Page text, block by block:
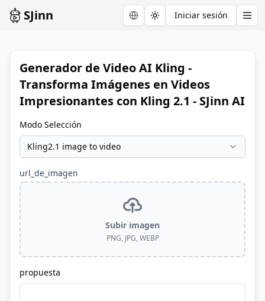
SJinn Toggle theme
Iniciar sesión
Generador de Video AI Kling -
Transforma Imágenes en Videos
Impresionantes con Kling 2.1 - SJinn AI
Modo Selección
Kling2.1 image to video
url_de_imagen
Subir imagen
PNG, JPG, WEBP
propuesta